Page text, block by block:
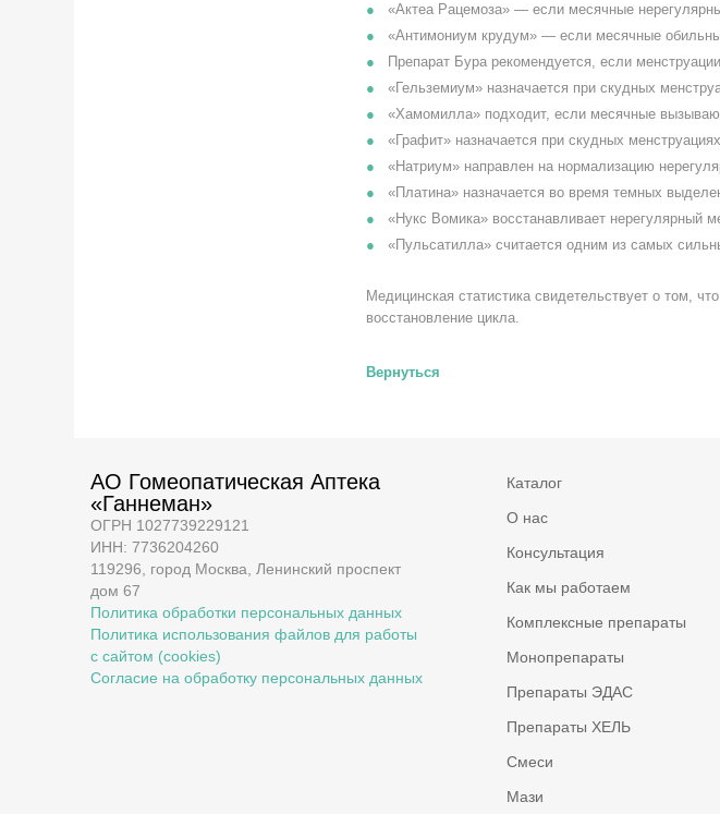
«Актеа Рацемоза» — если месячные
«Антимониум крудум» — если месячные
Препарат Бура рекомендуется, если
«Гельземиум» назначается при скудных
«Хамомилла» подходит, если месячные
«Графит» назначается при скудных
«Натриум» направлен на нормализацию
«Платина» назначается во время темных
«Нукс Вомика» восстанавливает нерегулярный
«Пульсатилла» считается одним из самых
Медицинская статистика свидетельствует о том,
восстановление цикла.
Вернуться
АО Гомеопатическая Аптека
«Ганнеман»
ОГРН 1027739229121
ИНН: 7736204260
119296, город Москва, Ленинский проспект
дом 67
Политика обработки персональных данных
Политика использования файлов для работы
с сайтом (cookies)
Согласие на обработку персональных данных
Каталог
О нас
Консультация
Как мы работаем
Комплексные препараты
Монопрепараты
Препараты ЭДАС
Препараты ХЕЛЬ
Смеси
Мази